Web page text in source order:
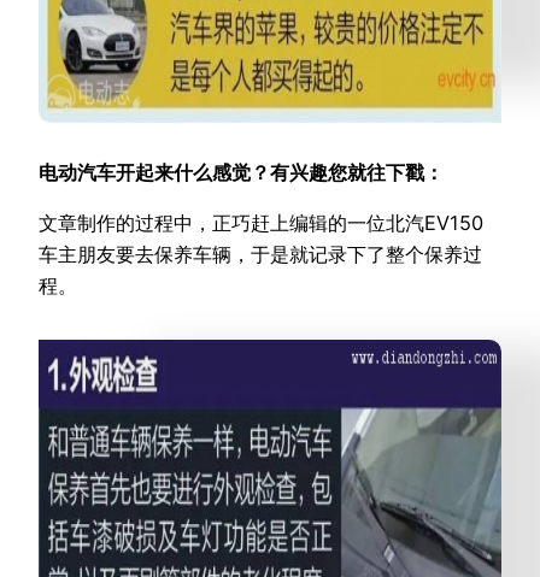
电动汽车开起来什么感觉？有兴趣您就往下戳：
文章制作的过程中，正巧赶上编辑的一位北汽EV150
车主朋友要去保养车辆，于是就记录下了整个保养过
程。